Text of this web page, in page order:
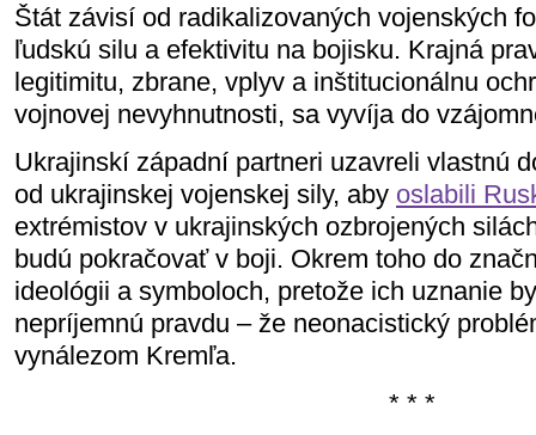
Štát závisí od radikalizovaných vojenských
ľudskú silu a efektivitu na bojisku. Krajná
legitimitu, zbrane, vplyv a inštitucionálnu
vojnovej nevyhnutnosti, sa vyvíja do
Ukrajinskí západní partneri uzavreli vlastnú
od ukrajinskej vojenskej sily, aby oslabili
extrémistov v ukrajinských ozbrojených
budú pokračovať v boji. Okrem toho do
ideológii a symboloch, pretože ich uznanie
nepríjemnú pravdu – že neonacistický
vynálezom Kremľa.
* * *